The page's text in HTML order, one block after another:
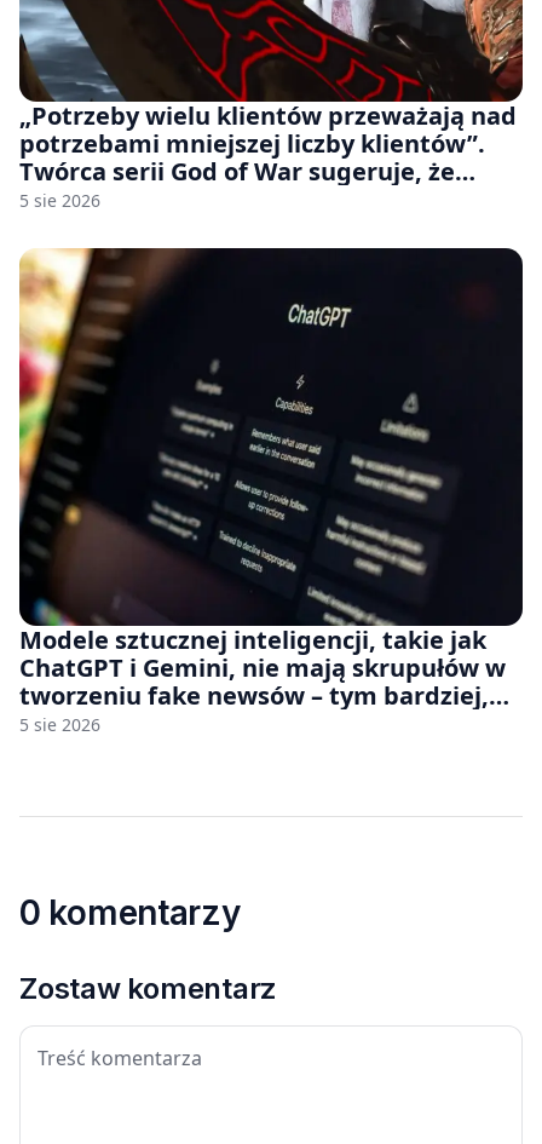
„Potrzeby wielu klientów przeważają nad
potrzebami mniejszej liczby klientów”.
Twórca serii God of War sugeruje, że
rozumie, dlaczego Sony rezygnuje z gier
5 sie 2026
Modele sztucznej inteligencji, takie jak
ChatGPT i Gemini, nie mają skrupułów w
tworzeniu fake newsów – tym bardziej,
jeśli rozmawiasz z nimi po polsku
5 sie 2026
0 komentarzy
Zostaw komentarz